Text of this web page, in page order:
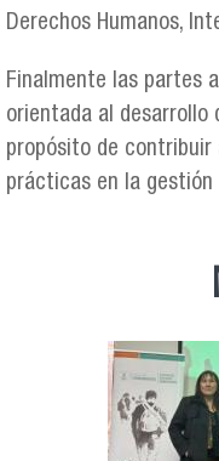
Derechos Humanos,
Finalmente las partes
orientada al desarrollo
propósito de contribuir
prácticas en la gestión